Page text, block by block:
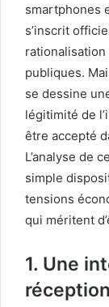
smartphones
s’inscrit
publiques.
se dessine
légitimité de
être accepté
L’analyse de
simple
tensions
qui méritent
1. Une